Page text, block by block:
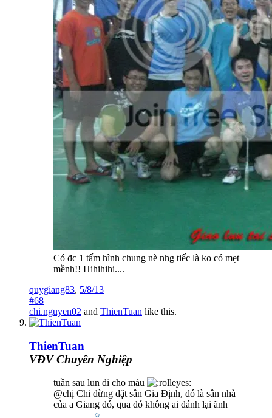
Có đc 1 tấm hình chung nè nhg tiếc là ko có mẹt
mềnh!! Hihihihi....
quygiang83, 5/8/13
#68
chi.nguyen02 and ThienTuan like this.
ThienTuan
VĐV Chuyên Nghiệp
tuần sau lun đi cho máu
@chị Chi đừng đặt sân Gia Định, đó là sân nhà
của a Giang đó, qua đó không ai đánh lại ãnh